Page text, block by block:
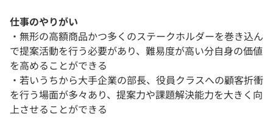
仕事のやりがい
・無形の高額商品かつ多くのステークホルダーを巻き込ん
で提案活動を行う必要があり、難易度が高い分自身の価値
を高めることができる
・若いうちから大手企業の部長、役員クラスへの顧客折衝
を行う場面が多々あり、提案力や課題解決能力を大きく向
上させることができる